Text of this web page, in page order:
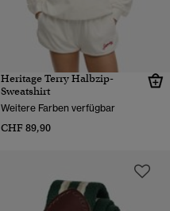
Heritage Terry Halbzip-
Sweatshirt
Weitere Farben verfügbar
CHF 89,90